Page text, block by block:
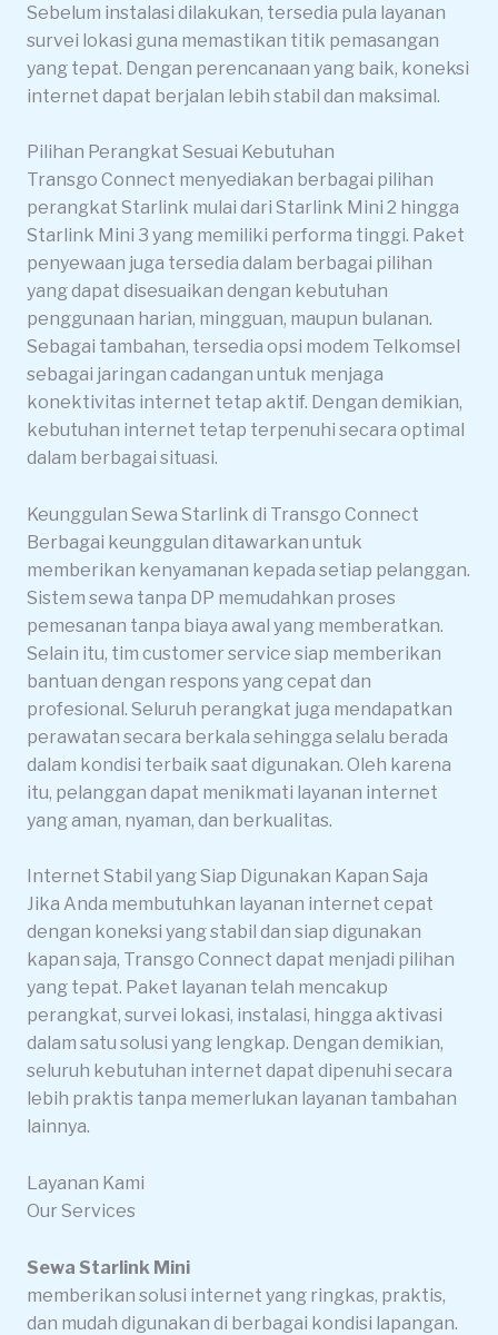
Sebelum instalasi dilakukan, tersedia pula layanan
survei lokasi guna memastikan titik pemasangan
yang tepat. Dengan perencanaan yang baik, koneksi
internet dapat berjalan lebih stabil dan maksimal.
Pilihan Perangkat Sesuai Kebutuhan
Transgo Connect menyediakan berbagai pilihan
perangkat Starlink mulai dari Starlink Mini 2 hingga
Starlink Mini 3 yang memiliki performa tinggi. Paket
penyewaan juga tersedia dalam berbagai pilihan
yang dapat disesuaikan dengan kebutuhan
penggunaan harian, mingguan, maupun bulanan.
Sebagai tambahan, tersedia opsi modem Telkomsel
sebagai jaringan cadangan untuk menjaga
konektivitas internet tetap aktif. Dengan demikian,
kebutuhan internet tetap terpenuhi secara optimal
dalam berbagai situasi.
Keunggulan Sewa Starlink di Transgo Connect
Berbagai keunggulan ditawarkan untuk
memberikan kenyamanan kepada setiap pelanggan.
Sistem sewa tanpa DP memudahkan proses
pemesanan tanpa biaya awal yang memberatkan.
Selain itu, tim customer service siap memberikan
bantuan dengan respons yang cepat dan
profesional. Seluruh perangkat juga mendapatkan
perawatan secara berkala sehingga selalu berada
dalam kondisi terbaik saat digunakan. Oleh karena
itu, pelanggan dapat menikmati layanan internet
yang aman, nyaman, dan berkualitas.
Internet Stabil yang Siap Digunakan Kapan Saja
Jika Anda membutuhkan layanan internet cepat
dengan koneksi yang stabil dan siap digunakan
kapan saja, Transgo Connect dapat menjadi pilihan
yang tepat. Paket layanan telah mencakup
perangkat, survei lokasi, instalasi, hingga aktivasi
dalam satu solusi yang lengkap. Dengan demikian,
seluruh kebutuhan internet dapat dipenuhi secara
lebih praktis tanpa memerlukan layanan tambahan
lainnya.
Layanan Kami
Our Services
Sewa Starlink Mini
memberikan solusi internet yang ringkas, praktis,
dan mudah digunakan di berbagai kondisi lapangan.